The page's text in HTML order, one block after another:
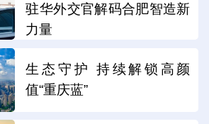
驻华外交官解码合肥智造新
力量
生态守护 持续解锁高颜
值“重庆蓝”